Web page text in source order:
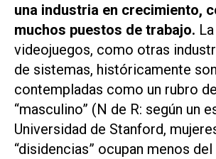
una industria en crecimiento,
muchos puestos de trabajo.
videojuegos, como otras
de sistemas, históricamente son
contempladas como un rubro
“masculino” (N de R: según un
Universidad de Stanford,
“disidencias” ocupan menos